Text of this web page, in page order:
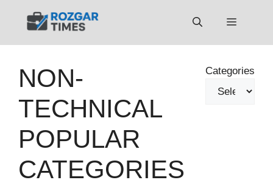
Menu
NON-
TECHNICAL
POPULAR
CATEGORIES
Categories